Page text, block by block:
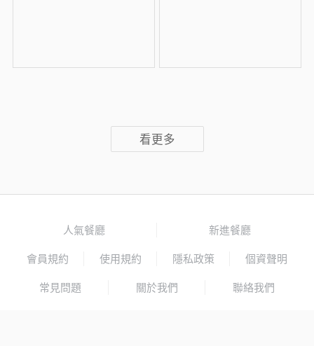
看更多
人氣餐廳 新進餐廳
會員規約 使用規約 隱私政策 個資聲明
常見問題 關於我們 聯絡我們